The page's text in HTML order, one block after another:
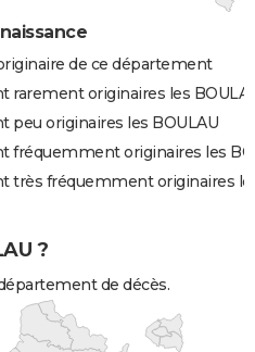
de ce département
rarement originaires les
peu originaires les BOULAU
fréquemment originaires les
très fréquemment originaires
?
de décès.